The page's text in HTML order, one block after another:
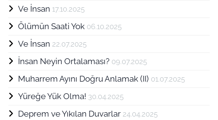
Ve İnsan 17.10.2025
Ölümün Saati Yok 06.10.2025
Ve İnsan 22.07.2025
İnsan Neyin Ortalaması? 09.07.2025
Muharrem Ayını Doğru Anlamak (II) 01.07.2025
Yüreğe Yük Olma! 30.04.2025
Deprem ve Yıkılan Duvarlar 24.04.2025